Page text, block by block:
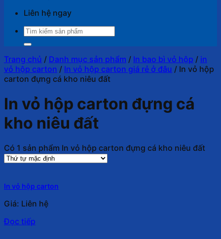
Liên hệ ngay
Tìm
kiếm:
Trang chủ / Danh mục sản phẩm / In bao bì vỏ hộp / in
vỏ hộp carton / In vỏ hộp carton giá rẻ ở đâu / In vỏ hộp
carton đựng cá kho niêu đất
In vỏ hộp carton đựng cá
kho niêu đất
Có 1 sản phẩm In vỏ hộp carton đựng cá kho niêu đất
In vỏ hộp carton
Giá: Liên hệ
Đọc tiếp